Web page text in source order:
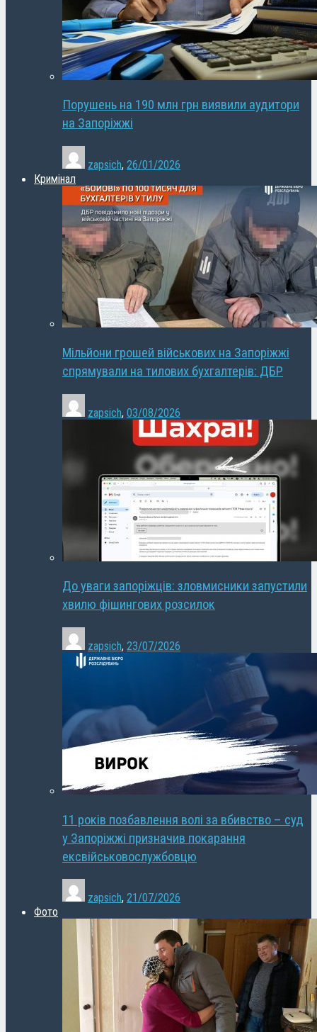
Порушень на 190 млн грн виявили аудитори
на Запоріжжі
zapsich, 26/01/2026
Кримінал
Мільйони грошей військових на Запоріжжі
спрямували на тилових бухгалтерів: ДБР
zapsich, 03/08/2026
До уваги запоріжців: зловмисники запустили
хвилю фішингових розсилок
zapsich, 23/07/2026
11 років позбавлення волі за вбивство – суд
у Запоріжжі призначив покарання
ексвійськовослужбовцю
zapsich, 21/07/2026
Фото